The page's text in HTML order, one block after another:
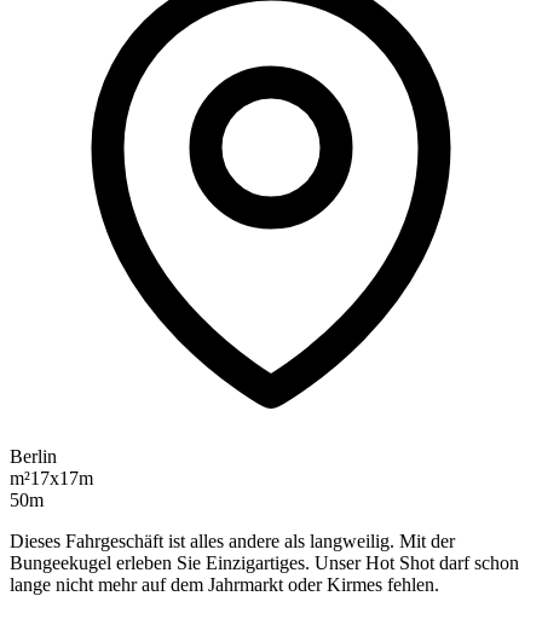
Berlin
m²17x17m
50m
Dieses Fahrgeschäft ist alles andere als langweilig. Mit der
Bungeekugel erleben Sie Einzigartiges. Unser Hot Shot darf schon
lange nicht mehr auf dem Jahrmarkt oder Kirmes fehlen.